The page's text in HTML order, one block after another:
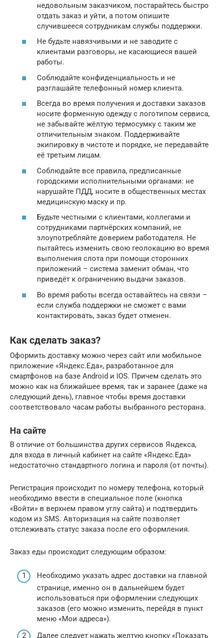
недовольным заказчиком, постарайтесь быстро
отдать заказ и уйти, а потом опишите
случившееся сотрудникам службы поддержки.
Не будьте навязчивыми и не заводите с
клиентами разговоры, не касающиеся вашей
работы.
Соблюдайте конфиденциальность и не
разглашайте телефонный номер клиента.
Всегда во время получения и доставки заказов
носите форменную одежду с логотипом сервиса,
не забывайте жёлтую термосумку с таким же
отличительным знаком. Поддерживайте
экипировку в чистоте и порядке, не передавайте
её третьим лицам.
Соблюдайте все правила, предписанные
городскими исполнительными органами: не
нарушайте ПДД, носите в общественных местах
медицинскую маску и пр.
Будьте честными с клиентами, коллегами и
сотрудниками партнёрских компаний, не
злоупотребляйте доверием работодателя. Не
пытайтесь изменить свою геолокацию во время
выполнения слота при помощи сторонних
приложений – система заменит обман, что
приведёт к ограничению выдачи заказов.
Во время работы всегда оставайтесь на связи –
если служба поддержки не сможет с вами
контактировать, заказ будет отменен.
Как сделать заказ?
Оформить доставку можно через сайт или мобильное
приложение «Яндекс.Еда», разработанное для
смартфонов на базе Android и IOS. Причем сделать это
можно как на ближайшее время, так и заранее (даже на
следующий день), главное чтобы время доставки
соответствовало часам работы выбранного ресторана.
На сайте
В отличие от большинства других сервисов Яндекса,
для входа в личный кабинет на сайте «Яндекс.Еда»
недостаточно стандартного логина и пароля (от почты).
Регистрация происходит по номеру телефона, который
необходимо ввести в специальное поле (кнопка
«Войти» в верхнем правом углу сайта) и подтвердить
кодом из SMS. Авторизация на сайте позволяет
отслеживать статус заказа после его оформления.
Заказ еды происходит следующим образом:
Необходимо указать адрес доставки на главной
странице, именно он в дальнейшем будет
использоваться при оформлении следующих
заказов (его можно изменить, перейдя в пункт
меню «Мои адреса»).
Далее следует нажать желтую кнопку «Показать